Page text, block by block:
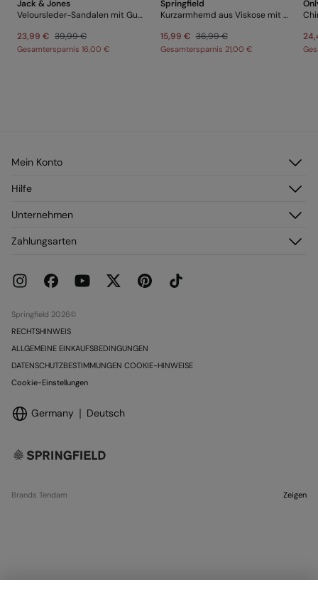
Jack & Jones
Veloursleder-Sandalen mit Gummisohle
23,99 € 39,99 €
Gesamtersparnis 16,00 €
Springfield
Kurzarmhemd aus Viskose mit Blumenmuster
15,99 € 36,99 €
Gesamtersparnis 21,00 €
Mein Konto
Meine Adressen
Hilfe
Versand
Aktuelle Werbeaktionen
Unternehmen
Franchise
Karriere
Zahlungsarten
Springfield 2026©
RECHTSHINWEIS
ALLGEMEINE EINKAUFSBEDINGUNGEN
DATENSCHUTZBESTIMMUNGEN COOKIE-HINWEISE
Cookie-Einstellungen
Germany Deutsch
Brands Tendam Zeigen